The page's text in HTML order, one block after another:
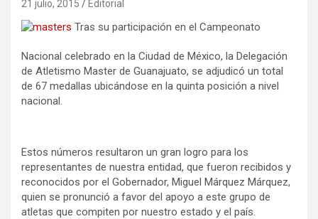
21 julio, 2015 Editorial
Tras su participación en el Campeonato
Nacional celebrado en la Ciudad de México, la Delegación
de Atletismo Master de Guanajuato, se adjudicó un total
de 67 medallas ubicándose en la quinta posición a nivel
nacional.
Estos números resultaron un gran logro para los
representantes de nuestra entidad, que fueron recibidos y
reconocidos por el Gobernador, Miguel Márquez Márquez,
quien se pronunció a favor del apoyo a este grupo de
atletas que compiten por nuestro estado y el país.